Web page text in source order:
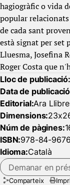
hagiogràfic o vida
popular
de cada sant
està signat per set
Lluesma, Josefina
Roger Costa que
Lloc de publicació:
Data de
Editorial:Ara
Dimensions:
Núm de pàgines:
ISBN:978-84-
Idioma:Català
Demanar en
Comparteix